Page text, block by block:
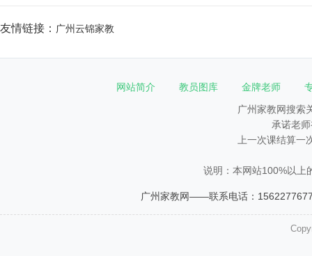
友情链接： 广州云锦家教
网站简介 教员图库 金牌老师
广州家教网搜索
承诺老
上一次课结算
说明：本网站100%以上
广州家教网——联系电话：